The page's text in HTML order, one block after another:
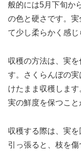
般的には5月下旬か
の色と硬さです。
て少し柔らかく感じ
収穫の方法は、実
す。さくらんぼの
けたまま収穫します
実の鮮度を保つこと
収穫する際は、実
引っ張ると、枝を